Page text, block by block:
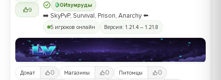
9
0Изумруды
➡️ SkyPvP, Survival, Prison, Anarchy ⬅️
5 игроков онлайн Версия: 1.21.4 – 1.21.8
Донат 0 Магазины 0 Питомцы 0